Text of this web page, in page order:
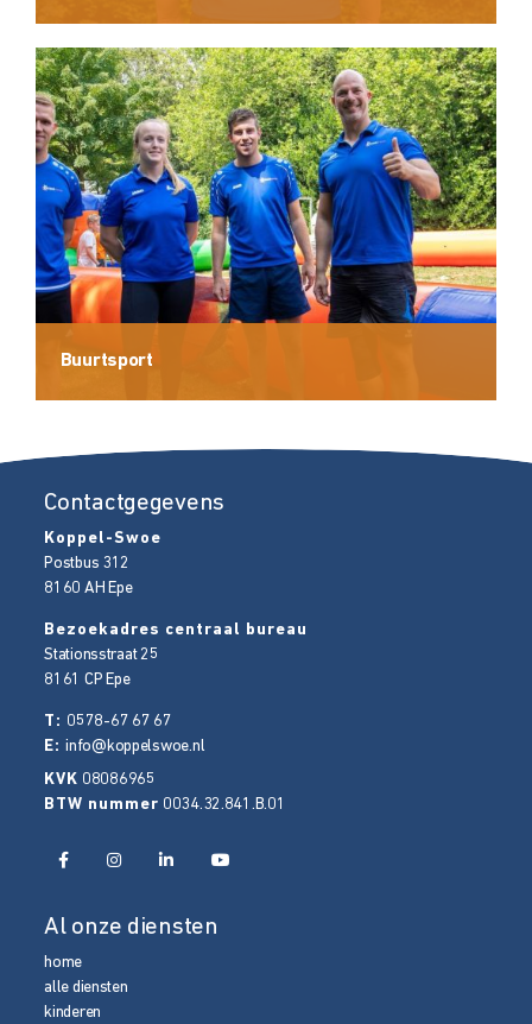
Buurtsport
Contactgegevens
Koppel-Swoe
Postbus 312
8160 AH Epe
Bezoekadres centraal bureau
Stationsstraat 25
8161 CP Epe
T: 0578-67 67 67
E:info@koppelswoe.nl
KVK 08086965
BTW nummer 0034.32.841.B.01
Al onze diensten
home
alle diensten
kinderen